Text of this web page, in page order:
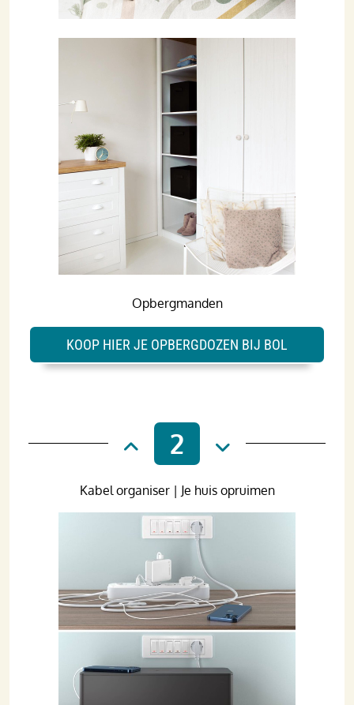
Opbergmanden
KOOP HIER JE OPBERGDOZEN BIJ BOL
2
Kabel organiser | Je huis opruimen